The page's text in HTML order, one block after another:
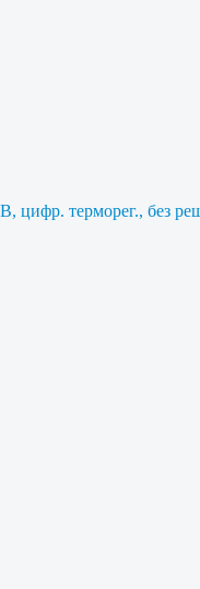
цифр. терморег., без